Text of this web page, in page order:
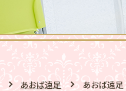
あおば遠足 あおば遠